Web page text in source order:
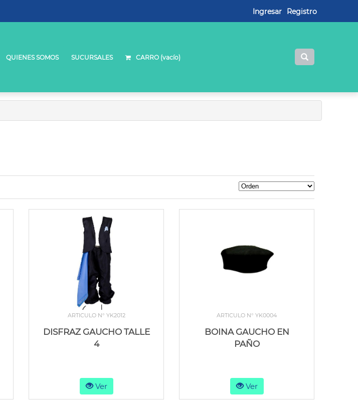
Ingresar Registro
QUIENES SOMOS SUCURSALES CARRO (vacío)
ARTICULO N° YK2012
DISFRAZ GAUCHO TALLE
4
Ver
ARTICULO N° YK0004
BOINA GAUCHO EN
PAÑO
Ver